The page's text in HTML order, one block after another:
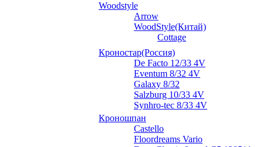
Woodstyle
Arrow
WoodStyle(Китай)
Cottage
Кроностар(Россия)
De Facto 12/33 4V
Eventum 8/32 4V
Galaxy 8/32
Salzburg 10/33 4V
Synhro-tec 8/33 4V
Кроношпан
Castello
Floordreams Vario